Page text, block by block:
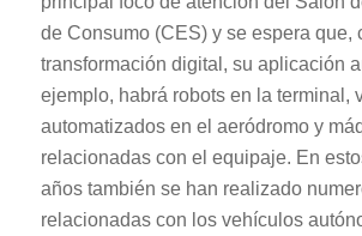
de Consumo (CES) y se espera que,
transformación digital, su aplicación
ejemplo, habrá robots en la terminal,
automatizados en el aeródromo y
relacionadas con el equipaje. En
años también se han realizado
relacionadas con los vehículos